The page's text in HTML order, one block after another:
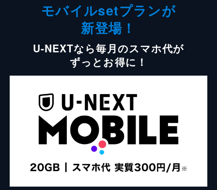
モバイルsetプランが
新登場！
U-NEXTなら毎月のスマホ代が
ずっとお得に！